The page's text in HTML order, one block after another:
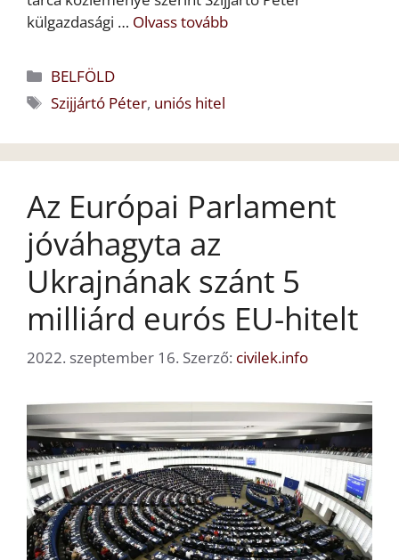
külgazdasági … Olvass tovább
Kategória
BELFÖLD
Címkék
Szijjártó Péter, uniós hitel
Az Európai Parlament
jóváhagyta az
Ukrajnának szánt 5
milliárd eurós EU-hitelt
2022. szeptember 16. Szerző: civilek.info